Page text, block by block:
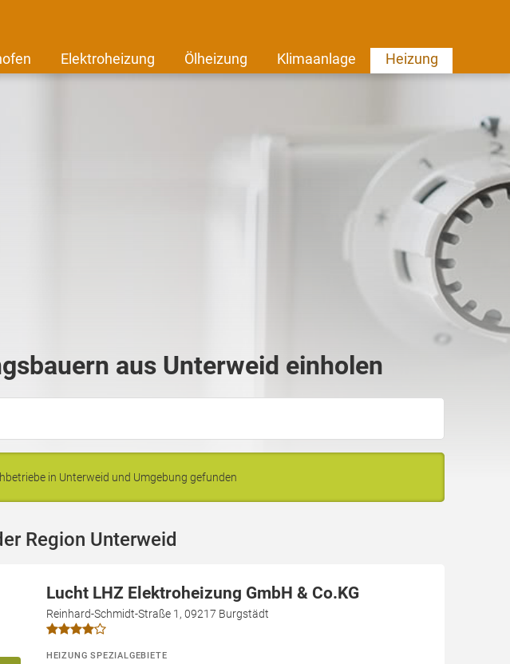
Elektroheizung Ölheizung Klimaanlage Heizung
aus Unterweid einholen
in Unterweid und Umgebung gefunden
Region Unterweid
Lucht LHZ Elektroheizung GmbH & Co.KG
Reinhard-Schmidt-Straße 1, 09217 Burgstädt
HEIZUNG SPEZIALGEBIETE